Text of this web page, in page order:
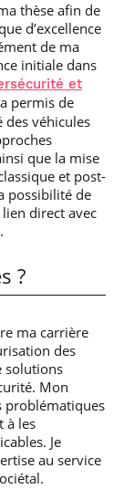
thèse afin de
d’excellence
de ma
initiale dans
et
permis de
véhicules
que la mise
et post-
possibilité de
direct avec
?
ma carrière
des
solutions
Mon
problématiques
à les
Je
au service